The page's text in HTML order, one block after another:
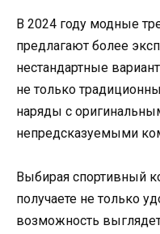
В 2024 году модные
предлагают более
нестандартные
не только
наряды с
непредсказуемыми
Выбирая спортивный
получаете не только
возможность